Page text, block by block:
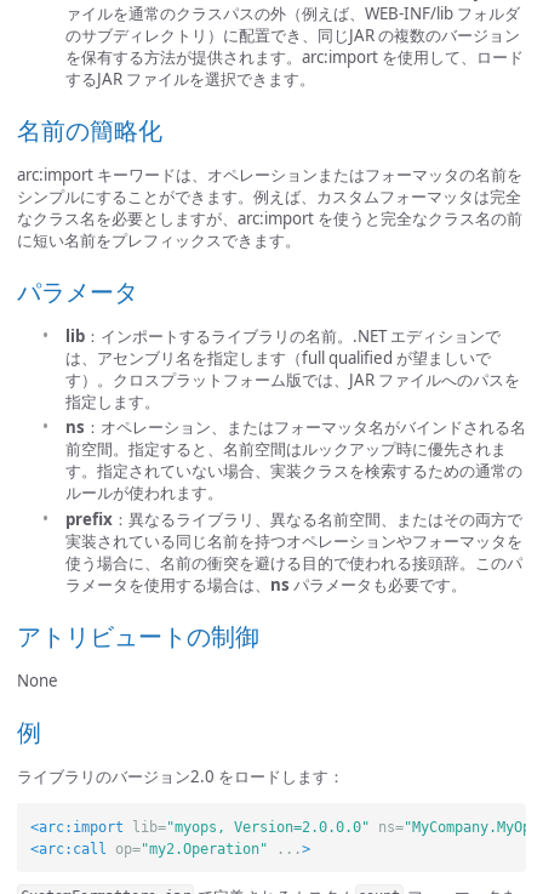
ァイルを通常のクラスパスの外（例えば、WEB-INF/lib フォルダ
のサブディレクトリ）に配置でき、同じJAR の複数のバージョン
を保有する方法が提供されます。arc:import を使用して、ロード
するJAR ファイルを選択できます。
名前の簡略化
arc:import キーワードは、オペレーションまたはフォーマッタの名前を
シンプルにすることができます。例えば、カスタムフォーマッタは完全
なクラス名を必要としますが、arc:import を使うと完全なクラス名の前
に短い名前をプレフィックスできます。
パラメータ
lib ：インポートするライブラリの名前。.NET エディションで
は、アセンブリ名を指定します（full qualified が望ましいで
す）。クロスプラットフォーム版では、JAR ファイルへのパスを
指定します。
ns ：オペレーション、またはフォーマッタ名がバインドされる名
前空間。指定すると、名前空間はルックアップ時に優先されま
す。指定されていない場合、実装クラスを検索するための通常の
ルールが使われます。
prefix ：異なるライブラリ、異なる名前空間、またはその両方で
実装されている同じ名前を持つオペレーションやフォーマッタを
使う場合に、名前の衝突を避ける目的で使われる接頭辞。このパ
ラメータを使用する場合は、 ns パラメータも必要です。
アトリビュートの制御
None
例
ライブラリのバージョン2.0 をロードします：
<arc:import lib="myops, Version=2.0.0.0" ns=
<arc:call
op="my2.Operation" ...>